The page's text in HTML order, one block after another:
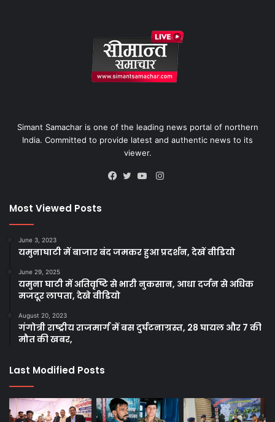
Simant Samachar is one of the leading news portal of northern
India. Committed to provide latest and authentic news to its
viewer.
Instagram
Most Viewed Posts
June 3, 2023
यमुनाघाटी में बाजार बंद जमकर हुआ प्रदर्शन, देखें वीडियो
June 29, 2025
यमुना घाटी में अतिवृष्टि से भारी नुकसान, आधा दर्जन से अधिक
मजदूर लापता, देखे वीडियो
August 20, 2023
गंगोत्री राष्ट्रीय राजमार्ग में बस दुर्घटनाग्रस्त, 28 घायल और 7 की
मौत की खबर,
Last Modified Posts